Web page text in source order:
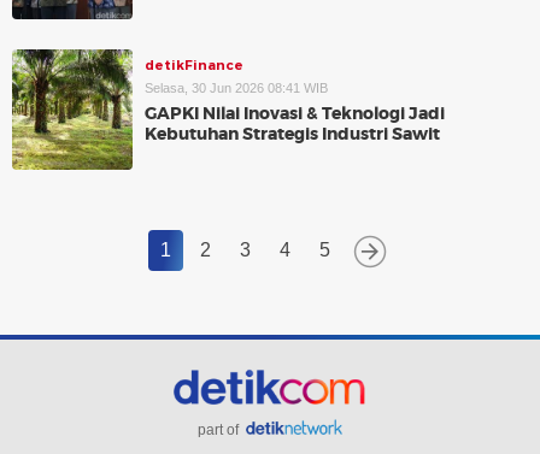
detikFinance
Selasa, 30 Jun 2026 08:41 WIB
GAPKI Nilai Inovasi & Teknologi Jadi
Kebutuhan Strategis Industri Sawit
1 2 3 4 5
part of